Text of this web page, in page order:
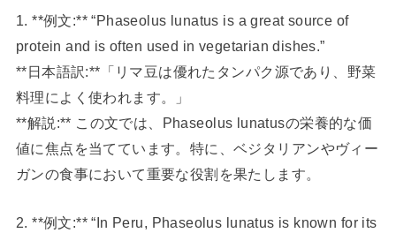
1. **例文:** “Phaseolus lunatus is a great source of
protein and is often used in vegetarian dishes.”
**日本語訳:**「リマ豆は優れたタンパク源であり、野菜
料理によく使われます。」
**解説:** この文では、Phaseolus lunatusの栄養的な価
値に焦点を当てています。特に、ベジタリアンやヴィー
ガンの食事において重要な役割を果たします。
2. **例文:** “In Peru, Phaseolus lunatus is known for its